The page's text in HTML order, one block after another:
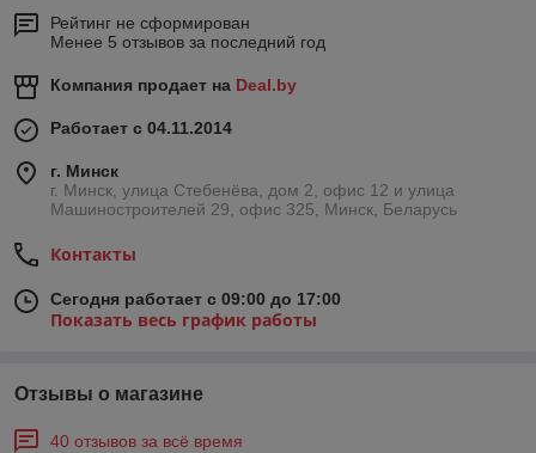
Рейтинг не сформирован
Менее 5 отзывов за последний год
Компания продает на Deal.by
Работает с 04.11.2014
г. Минск
г. Минск, улица Стебенёва, дом 2, офис 12 и улица
Машиностроителей 29, офис 325, Минск, Беларусь
Контакты
Сегодня работает с 09:00 до 17:00
Показать весь график работы
Отзывы о магазине
40 отзывов за всё время